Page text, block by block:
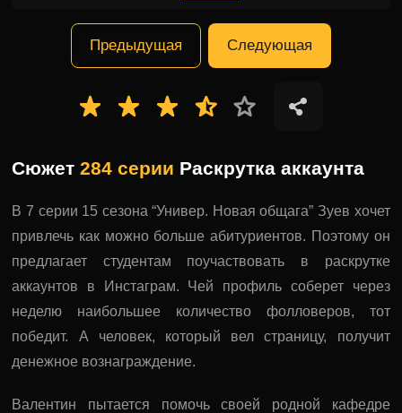
Предыдущая Следующая
Сюжет284 серии Раскрутка аккаунта
В 7 серии 15 сезона “Универ. Новая общага” Зуев хочет
привлечь как можно больше абитуриентов. Поэтому он
предлагает студентам поучаствовать в раскрутке
аккаунтов в Инстаграм. Чей профиль соберет через
неделю наибольшее количество фолловеров, тот
победит. А человек, который вел страницу, получит
денежное вознаграждение.
Валентин пытается помочь своей родной кафедре